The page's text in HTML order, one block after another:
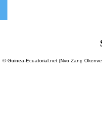
© Guinea-Ecuatorial.net (Nvo Zang